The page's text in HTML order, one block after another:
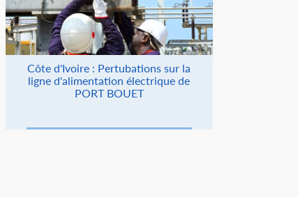
Côte d'Ivoire : Pertubations sur la
ligne d'alimentation électrique de
PORT BOUET